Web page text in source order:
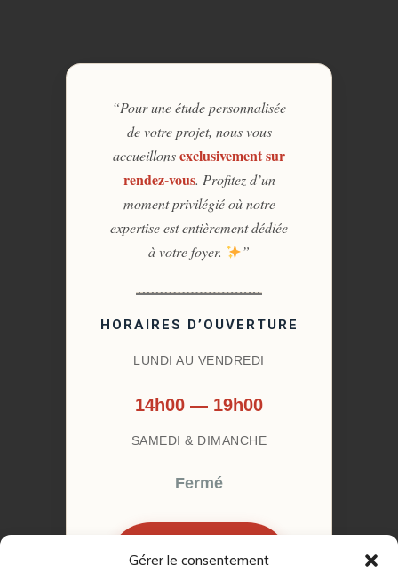
Gérer le consentement
“Pour une étude personnalisée
de votre projet, nous vous
accueillonsexclusivement sur
rendez-vous. Profitez d’un
moment privilégié où notre
expertise est entièrement dédiée
à votre foyer.
”
HORAIRES D’OUVERTURE
LUNDI AU VENDREDI
14h00 — 19h00
SAMEDI & DIMANCHE
Fermé